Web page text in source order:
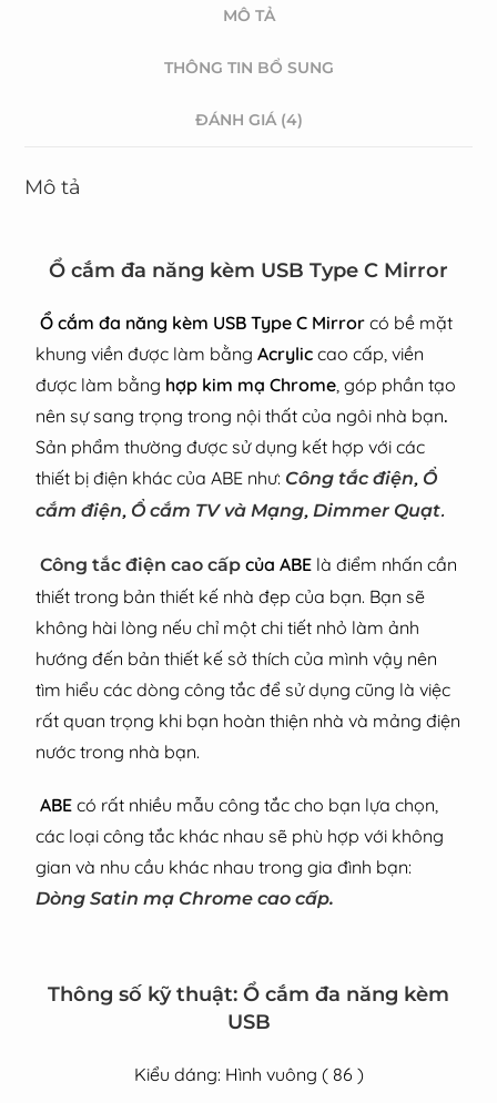
MÔ TẢ
THÔNG TIN BỔ SUNG
ĐÁNH GIÁ (4)
Mô tả
Ổ cắm đa năng kèm USB Type C Mirror
Ổ cắm đa năng kèm USB Type C Mirror có bề mặt
khung viền được làm bằngAcrylic cao cấp , viền
được làm bằng hợp kim mạ Chrome , góp phần tạo
nên sự sang trọng trong nội thất của ngôi nhà bạn.
Sản phẩm thường được sử dụng kết hợp với các
thiết bị điện khác của ABE như: Công tắc điện, Ổ
cắm điện, Ổ cắm TV và Mạng, Dimmer Quạt.
Công tắc điện cao cấp của ABE là điểm nhấn cần
thiết trong bản thiết kế nhà đẹp của bạn. Bạn sẽ
không hài lòng nếu chỉ một chi tiết nhỏ làm ảnh
hướng đến bản thiết kế sở thích của mình vậy nên
tìm hiểu các dòng công tắc để sử dụng cũng là việc
rất quan trọng khi bạn hoàn thiện nhà và mảng điện
nước trong nhà bạn.
ABE có rất nhiều mẫu công tắc cho bạn lựa chọn,
các loại công tắc khác nhau sẽ phù hợp với không
gian và nhu cầu khác nhau trong gia đình bạn:
Dòng Satin mạ Chrome cao cấp.
Thông số kỹ thuật: Ổ cắm đa năng kèm
USB
Kiểu dáng: Hình vuông ( 86 )